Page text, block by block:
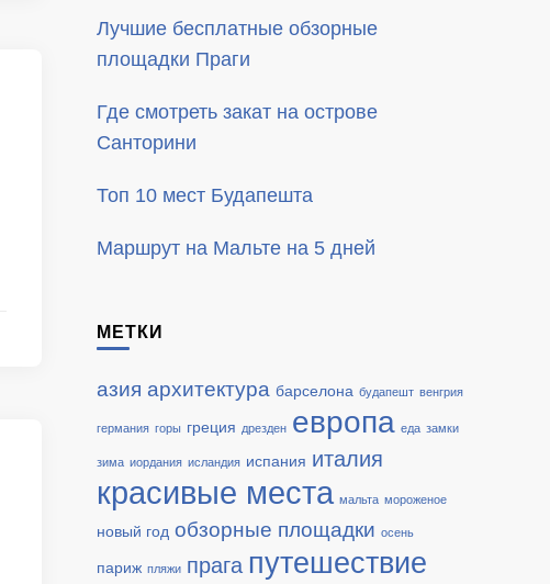
Лучшие бесплатные обзорные
площадки Праги
Где смотреть закат на острове
Санторини
Топ 10 мест Будапешта
Маршрут на Мальте на 5 дней
МЕТКИ
азия архитектура барселона будапешт венгрия
германия горы греция дрезден европа еда замки
зима иордания исландия испания италия
красивые места мальта мороженое
новый год обзорные площадки осень
париж пляжи прага путешествие